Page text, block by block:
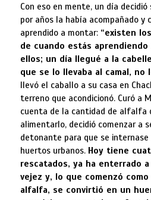
Con eso en mente, un día
por años la había acompañado y
aprendido a montar: “existen
de cuando estás
ellos; un día llegué a la
que se lo llevaba al camal, no
llevó el caballo a su casa en
terreno que acondicionó. Curó a
cuenta de la cantidad de alfalfa
alimentarlo, decidió comenzar a
detonante para que se internase
huertos urbanos. Hoy tiene
rescatados, ya ha enterrado
vejez y, lo que comenzó
alfalfa, se convirtió en un